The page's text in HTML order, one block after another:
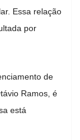
Essa relação
por
de
Ramos, é
está